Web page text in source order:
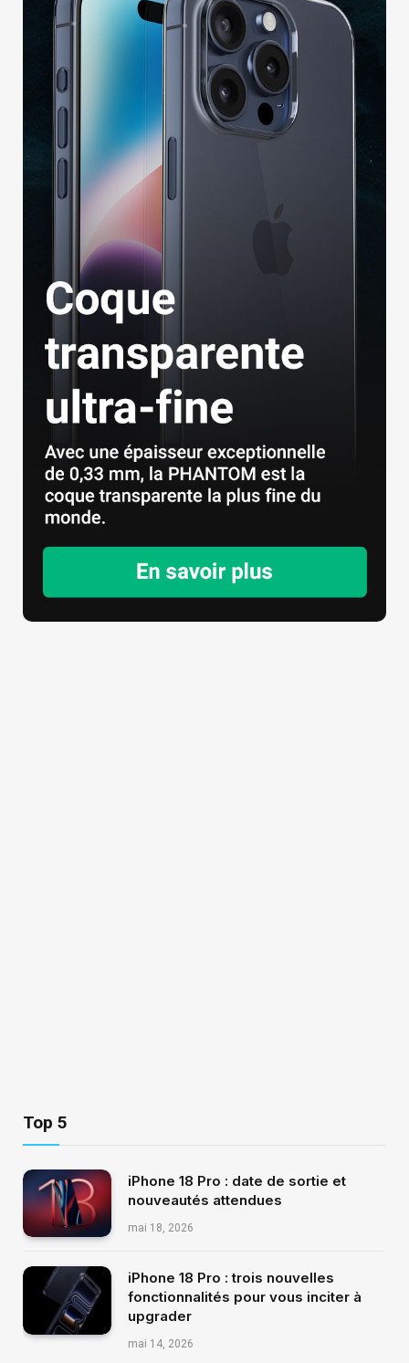
Top 5
iPhone 18 Pro : date de sortie et
nouveautés attendues
mai 18, 2026
iPhone 18 Pro : trois nouvelles
fonctionnalités pour vous inciter à
upgrader
mai 14, 2026